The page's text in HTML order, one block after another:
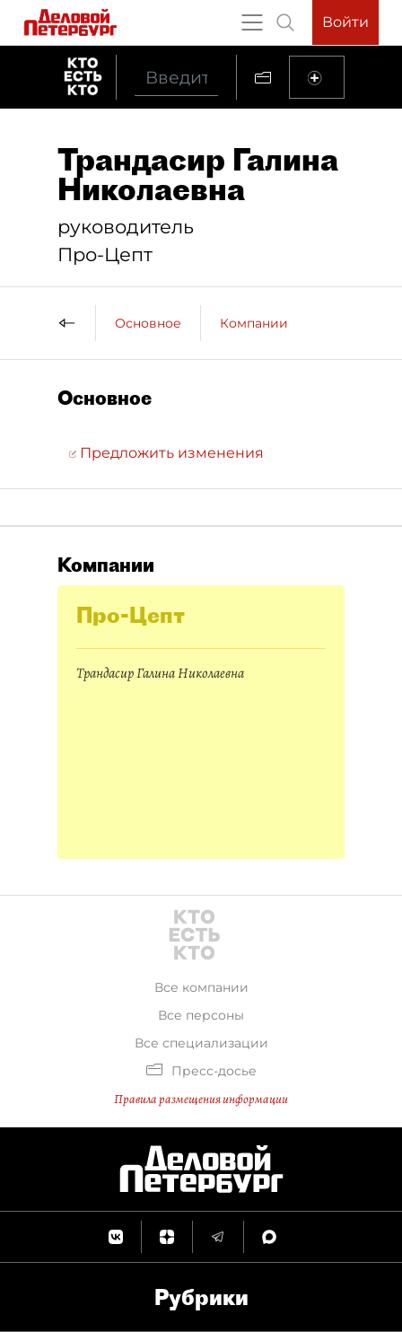
Войти
Трандасир Галина
Николаевна
руководитель
Про-Цепт
Основное Компании
Основное
Предложить изменения
Компании
Про-Цепт
Трандасир Галина Николаевна
Все компании
Все персоны
Все специализации
Пресс-досье
Правила размещения информации
Рубрики